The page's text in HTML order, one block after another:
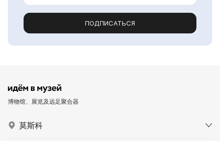
ПОДПИСАТЬСЯ
博物馆、展览及远足聚合器
莫斯科